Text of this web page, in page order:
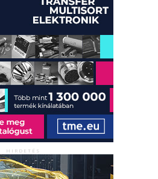
HIRDETÉS